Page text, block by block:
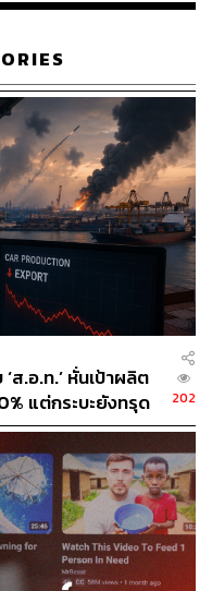
.อ.ท.’ หั่นเป้าผลิต
แต่กระบะยังทรุด
202